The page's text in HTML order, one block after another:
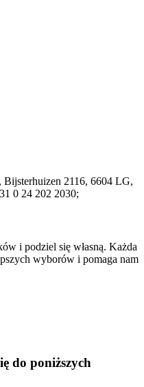
, Bijsterhuizen 2116, 6604 LG,
0 24 202 2030;
i podziel się własną. Każda
wyborów i pomaga nam
do poniższych